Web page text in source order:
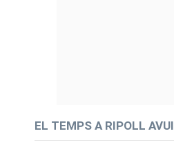
EL TEMPS A RIPOLL AVUI